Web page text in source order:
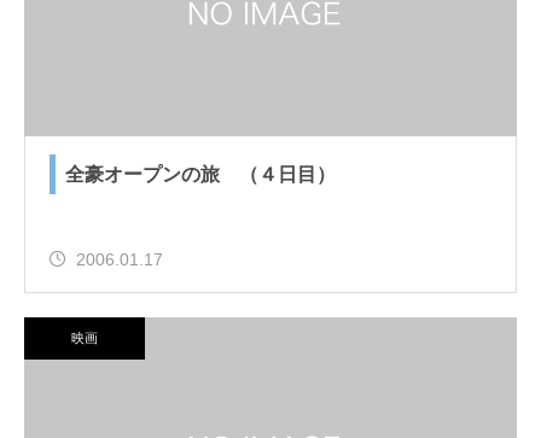
全豪オープンの旅 （４日目）
2006.01.17
映画